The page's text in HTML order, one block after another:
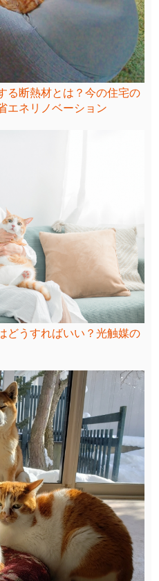
る断熱材とは？今の住宅の
エネリノベーション
どうすればいい？光触媒の